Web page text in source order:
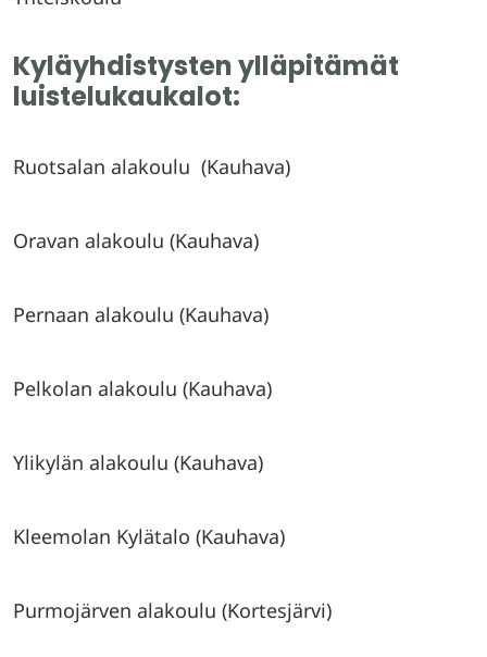
Kyläyhdistysten ylläpitämät
luistelukaukalot:
Ruotsalan alakoulu (Kauhava)
Oravan alakoulu (Kauhava)
Pernaan alakoulu (Kauhava)
Pelkolan alakoulu (Kauhava)
Ylikylän alakoulu (Kauhava)
Kleemolan Kylätalo (Kauhava)
Purmojärven alakoulu (Kortesjärvi)